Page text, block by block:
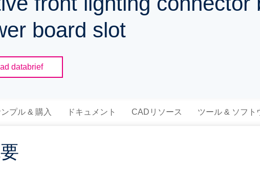
board slot
databrief
プル & 購入 ドキュメント CADリソース ツール & ソフト